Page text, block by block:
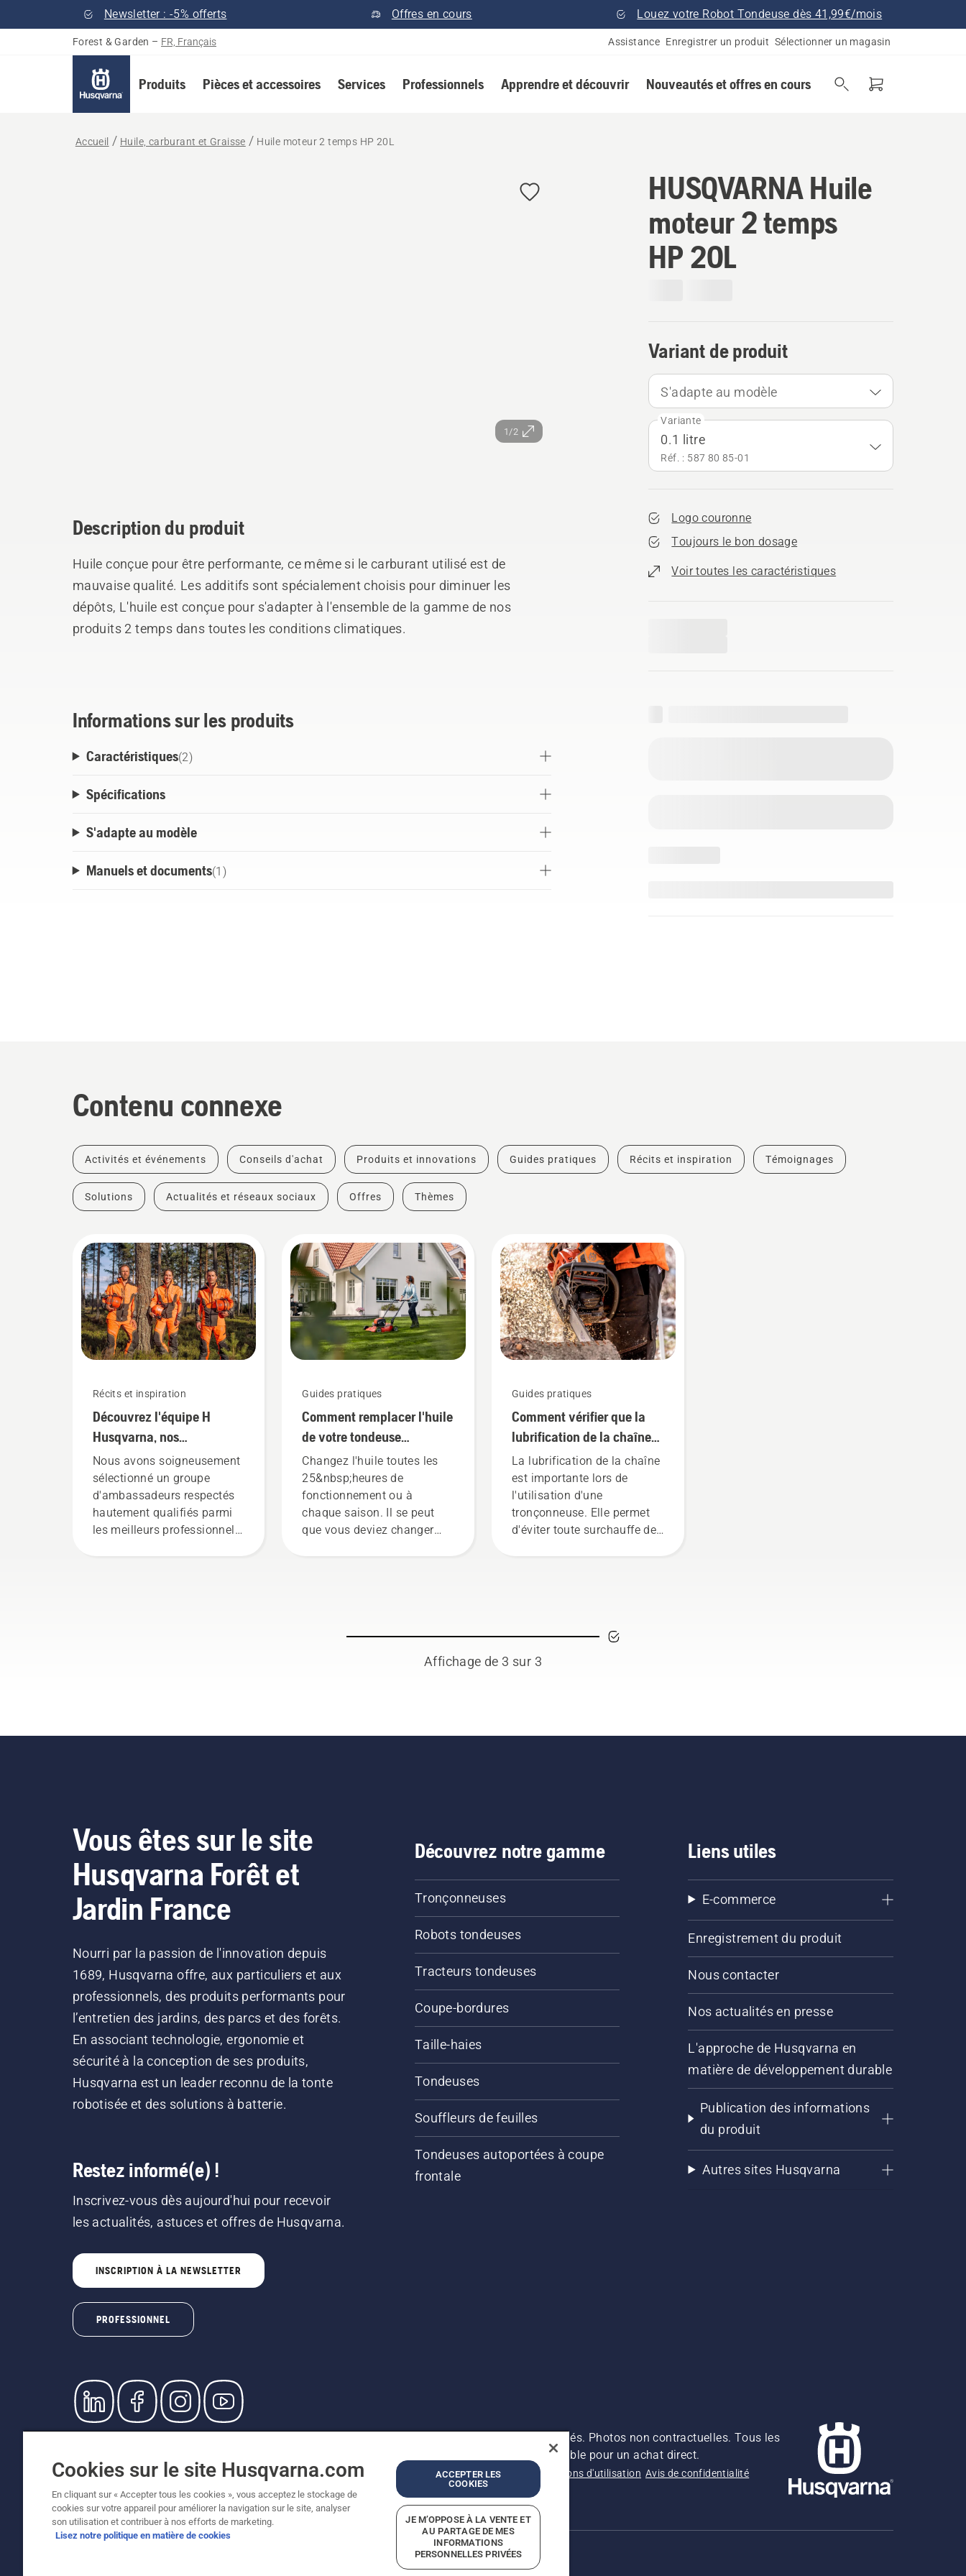
Newsletter : -5% offerts Offres en cours Louez votre Robot Tondeuse dès 41,99€/mois
Forest & Garden – FR, Français Assistance Enregistrer un produit Sélectionner un magasin
Produits Pièces et accessoires Services Professionnels Apprendre et découvrir Nouveautés et offres en cours
Accueil Huile, carburant et Graisse Huile moteur 2 temps HP 20L
1/2
HUSQVARNA Huile
moteur 2 temps
HP 20L
Variant de produit
S'adapte au modèle
Variante
0.1 litre
Réf. : 587 80 85‑01
Logo couronne
Toujours le bon dosage
Voir toutes les caractéristiques
Description du produit
Huile conçue pour être performante, ce même si le carburant utilisé est de
mauvaise qualité. Les additifs sont spécialement choisis pour diminuer les
dépôts, L'huile est conçue pour s'adapter à l'ensemble de la gamme de nos
produits 2 temps dans toutes les conditions climatiques.
Informations sur les produits
Caractéristiques(2)
Spécifications
S'adapte au modèle
Manuels et documents(1 )
Contenu connexe
Activités et événements Conseils d'achat Produits et innovations Guides pratiques Récits et inspiration Témoignages
Solutions Actualités et réseaux sociaux Offres Thèmes
Récits et inspiration
Découvrez l'équipe H
Husqvarna, nos
utilisateurs les plus
exigeants
Nous avons soigneusement
sélectionné un groupe
d'ambassadeurs respectés
hautement qualifiés parmi
les meilleurs professionnels
Guides pratiques
Comment remplacer l'huile
de votre tondeuse
Husqvarna
Changez l'huile toutes les
25&nbsp;heures de
fonctionnement ou à
chaque saison. Il se peut
que vous deviez changer
Guides pratiques
Comment vérifier que la
lubrification de la chaîne
fonctionne sur votre
tronçonneuse
La lubrification de la chaîne
est importante lors de
l'utilisation d'une
tronçonneuse. Elle permet
d'éviter toute surchauffe de
guide-chaîne et de la
instructions de cette courte
de tronçonneuse fonctionne
la tronçonneuse à quelques
lubrification fonctionne.
Affichage de 3 sur 3
Vous êtes sur le site
Husqvarna Forêt et
Jardin France
Nourri par la passion de l'innovation depuis
1689, Husqvarna offre, aux particuliers et aux
professionnels, des produits performants pour
l’entretien des jardins, des parcs et des forêts.
En associant technologie, ergonomie et
sécurité à la conception de ses produits,
Husqvarna est un leader reconnu de la tonte
robotisée et des solutions à batterie.
Restez informé(e) !
Inscrivez-vous dès aujourd'hui pour recevoir
les actualités, astuces et offres de Husqvarna.
INSCRIPTION À LA NEWSLETTER
PROFESSIONNEL
Découvrez notre gamme
Tronçonneuses
Robots tondeuses
Tracteurs tondeuses
Coupe-bordures
Taille-haies
Tondeuses
Souffleurs de feuilles
Tondeuses autoportées à coupe
frontale
Liens utiles
E-commerce
Enregistrement du produit
Nous contacter
Nos actualités en presse
L'approche de Husqvarna en
matière de développement durable
Publication des informations
du produit
Autres sites Husqvarna
© Husqvarna AB (publ). Tous droits réservés. Les prix indiqués sont des prix de vente conseillés. Photos non contractuelles. Tous les
prix indiqués sont des prix de vente recommandés (TVA incluse), sauf si le produit est disponible pour un achat direct.
Conditions générales de vente Politique de retour Mentions légales Politique relative aux cookies Conditions d'utilisation Avis de confidentialité
Égalité hommes femmes Signalement de violations présumées
Cookies sur le site Husqvarna.com
En cliquant sur « Accepter tous les cookies », vous acceptez le stockage de
cookies sur votre appareil pour améliorer la navigation sur le site, analyser
son utilisation et contribuer à nos efforts de marketing.
Lisez notre politique en matière de cookies
ACCEPTER LES
COOKIES
JE M’OPPOSE À LA VENTE ET
AU PARTAGE DE MES
INFORMATIONS
PERSONNELLES PRIVÉES